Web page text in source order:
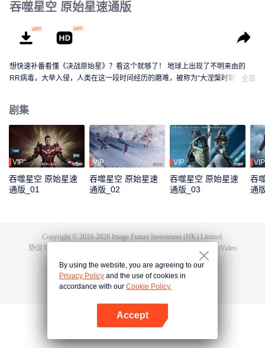
吞噬星空 原始星速通版
想快速补番看懂《决战原始星》？看这个就够了！ 地球上出现了不明来由的
RR病毒，大举入侵，人类在这一段时间经历的磨难，被称为“大涅槃时期”。在
是外部环境无形中对他施加的影响。家庭拮据，父母无法给予他更多帮助，只
能依靠自己的努力。最终，在不断的艰苦磨砺下，罗峰不断发掘自身潜能，得
到了能力提升和自我价值的认可。
全部
剧集
VIP
吞噬星空 原始星速
通版_01
VIP
吞噬星空 原始星速
通版_02
VIP
吞噬星空 原始星速
通版_03
VIP
吞
通
Copyright © 2016-2026Image Future Investment (HK) Limited.
协议与条款
TencentVideo
By using the website, you are agreeing to our
Privacy Policy and the use of cookies in
accordance with our Cookie Policy.
Accept